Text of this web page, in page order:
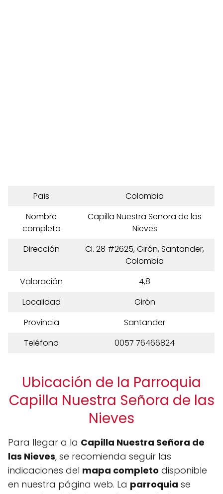
País
Colombia
Nombre
completo
Capilla Nuestra Señora de las
Nieves
Dirección
Cl. 28 #2625, Girón, Santander,
Colombia
Valoración
4,8
Localidad
Girón
Provincia
Santander
Teléfono
0057 76466824
Ubicación de la Parroquia
Capilla Nuestra Señora de las
Nieves
Para llegar a la Capilla Nuestra Señora de
las Nieves, se recomienda seguir las
indicaciones del mapa completo disponible
en nuestra página web. La parroquia se